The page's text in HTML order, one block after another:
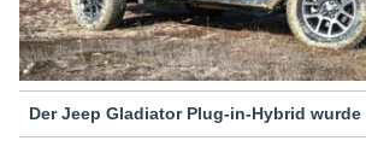
Der Jeep Gladiator Plug-in-Hybrid wurde